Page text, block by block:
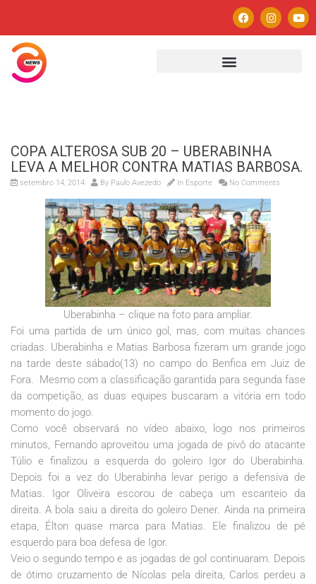
COPA ALTEROSA SUB 20 – UBERABINHA
LEVA A MELHOR CONTRA MATIAS BARBOSA.
setembro 14, 2014 By Paulo Avezedo In Esporte No Comments
Uberabinha – clique na foto para ampliar.
Foi uma partida de um único gol, mas, com muitas chances
criadas. Uberabinha e Matias Barbosa fizeram um grande jogo
na tarde deste sábado(13) no campo do Benfica em Juiz de
Fora. Mesmo com a classificação garantida para segunda fase
da competição, as duas equipes buscaram a vitória em todo
momento do jogo.
Como você observará no vídeo abaixo, logo nos primeiros
minutos, Fernando aproveitou uma jogada de pivô do atacante
Túlio e finalizou a esquerda do goleiro Igor do Uberabinha.
Depois foi a vez do Uberabinha levar perigo a defensiva de
Matias. Igor Oliveira escorou de cabeça um escanteio da
direita. A bola saiu a direita do goleiro Dener. Ainda na primeira
etapa, Élton quase marca para Matias. Ele finalizou de pé
esquerdo para boa defesa de Igor.
Veio o segundo tempo e as jogadas de gol continuaram. Depois
de ótimo cruzamento de Nícolas pela direita, Carlos perdeu a